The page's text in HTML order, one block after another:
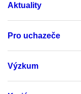
Aktuality
Pro uchazeče
Výzkum